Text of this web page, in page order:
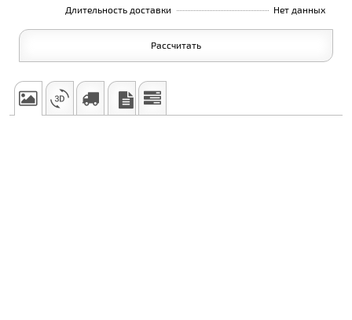
Длительность доставки
Нет данных
Рассчитать